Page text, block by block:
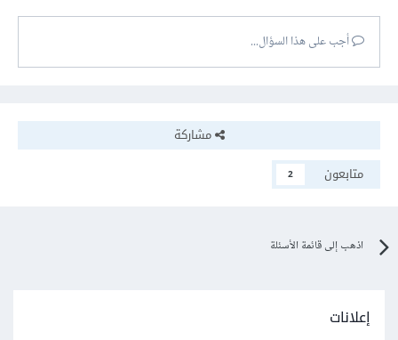
أجب على هذا السؤال...
مشاركة
متابعون
2
اذهب إلى قائمة الأسئلة
إعلانات